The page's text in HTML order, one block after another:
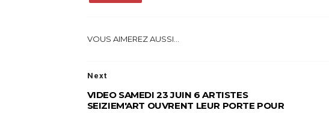
VOUS AIMEREZ AUSSI...
Next
VIDEO SAMEDI 23 JUIN 6 ARTISTES
SEIZIEM'ART OUVRENT LEUR PORTE POUR